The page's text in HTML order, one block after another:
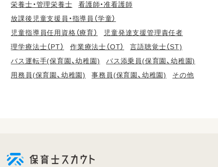
栄養士・管理栄養士
看護師・准看護師
放課後児童支援員・指導員（学童）
児童指導員任用資格（療育）
児童発達支援管理責任者
理学療法士（PT）
作業療法士（OT）
言語聴覚士（ST)
バス運転手(保育園、幼稚園)
バス添乗員(保育園、幼稚園)
用務員(保育園、幼稚園)
事務員(保育園、幼稚園) その他
登